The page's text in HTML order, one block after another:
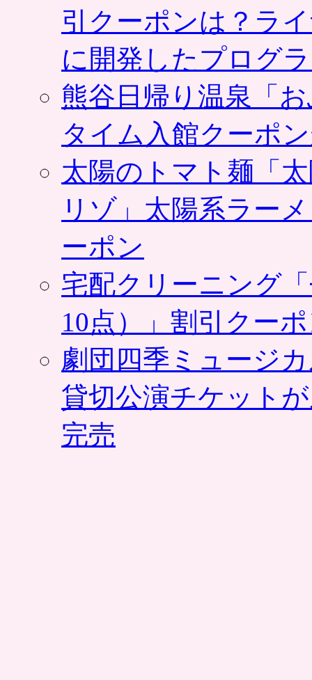
購
入
を
特
し
た
ペ
ー
が
登
引クーポンは？ラ
に開発したプログ
熊谷日帰り温泉「
タイム入館クーポ
太陽のトマト麺「
リゾ」太陽系ラー
ーポン
宅配クリーニング
10点）」割引クー
劇団四季ミュージ
貸切公演チケット
完売